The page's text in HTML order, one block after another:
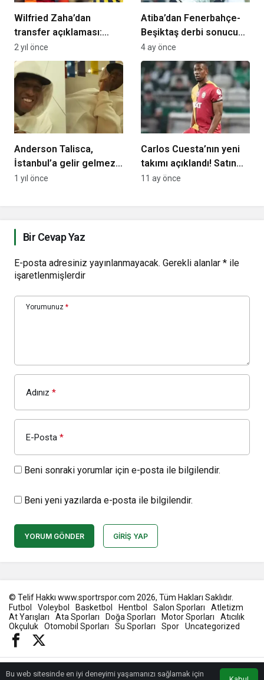
Wilfried Zaha’dan
transfer açıklaması:
Michy Batshuayi
arkadaşım
2 yıl önce
Atiba’dan Fenerbahçe-
Beşiktaş derbi sonucu
tahmini!
4 ay önce
Anderson Talisca,
İstanbul’a gelir gelmez
gizlice gittiği mekanı
1 yıl önce
Carlos Cuesta’nın yeni
takımı açıklandı! Satın
alma opsiyonuyla
11 ay önce
Bir Cevap Yaz
E-posta adresiniz yayınlanmayacak. Gerekli alanlar * ile
işaretlenmişlerdir
Yorumunuz *
Adınız *
E-Posta *
Beni sonraki yorumlar için e-posta ile bilgilendir.
Beni yeni yazılarda e-posta ile bilgilendir.
YORUM GÖNDER GIRIŞ YAP
Bu web sitesinde en iyi deneyimi yaşamanızı sağlamak için
© Telif Hakkı www.sportrspor.com 2026, Tüm Hakları Saklıdır.
Futbol
Voleybol Basketbol Hentbol Salon Sporları
Atletizm
At Yarışları
Ata Sporları Doğa Sporları Motor Sporları
Atıcılık
Okçuluk
Otomobil Sporları Su Sporları Spor Uncategorized